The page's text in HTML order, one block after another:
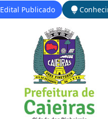
Edital Publicado